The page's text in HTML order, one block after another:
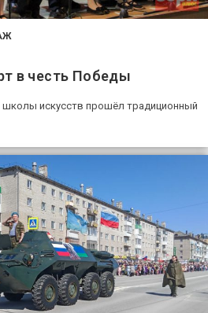
в честь Победы
школы искусств прошёл традиционный